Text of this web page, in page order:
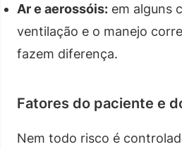
Ar e aerossóis: em alguns
ventilação e o manejo
fazem diferença.
Fatores do paciente e
Nem todo risco é